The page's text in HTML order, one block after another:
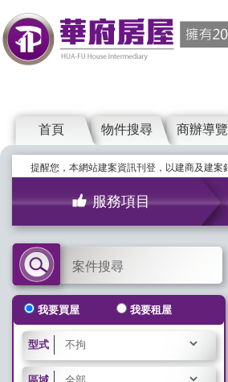
首頁 物件搜尋 商辦導覽
提醒您，本網站建案資訊刊登，以建商及建案
服務項目
案件搜尋
我要買屋 我要租屋
型式